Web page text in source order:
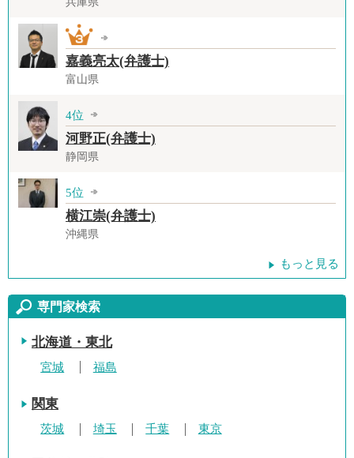
嘉義亮太(弁護士)
富山県
4位
河野正(弁護士)
静岡県
5位
横江崇(弁護士)
沖縄県
もっと見る
専門家検索
北海道・東北
宮城 福島
関東
茨城 埼玉 千葉 東京